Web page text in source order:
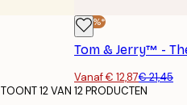
-40%*
Vanaf € 12,87€ 21,45
TOONT 12 VAN 12 PRODUCTEN